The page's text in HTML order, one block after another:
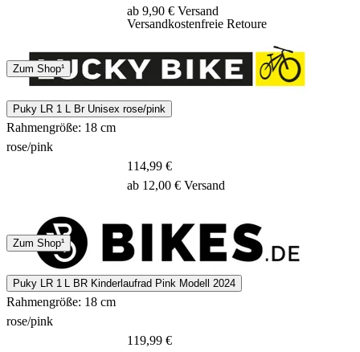
Spedition
10 Tage
ab 9,90 € Versand
Versandkostenfreie Retoure
Zum Shop¹
Puky LR 1 L Br Unisex rose/pink
Rahmengröße: 18 cm
rose/pink
4 - 7 Tage
114,99 €
ab 12,00 € Versand
Zum Shop¹
Puky LR 1 L BR Kinderlaufrad Pink Modell 2024
Rahmengröße: 18 cm
rose/pink
119,99 €